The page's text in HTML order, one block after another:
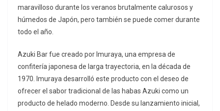
maravilloso durante los veranos brutalmente calurosos y
húmedos de Japón, pero también se puede comer durante
todo el año.
Azuki Bar fue creado por Imuraya, una empresa de
confitería japonesa de larga trayectoria, en la década de
1970. Imuraya desarrolló este producto con el deseo de
ofrecer el sabor tradicional de las habas Azuki como un
producto de helado moderno. Desde su lanzamiento inicial,